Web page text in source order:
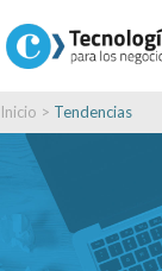
Inicio > Tendencias